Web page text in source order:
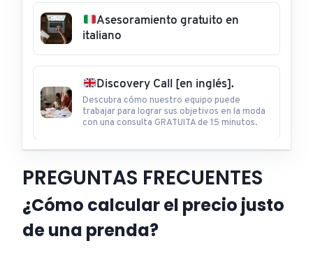
Asesoramiento gratuito en
italiano
Discovery Call [en inglés].
Descubra cómo nuestro equipo puede
trabajar para lograr sus objetivos en la moda
con una consulta GRATUITA de 15 minutos.
PREGUNTAS FRECUENTES
¿Cómo calcular el precio justo
de una prenda?